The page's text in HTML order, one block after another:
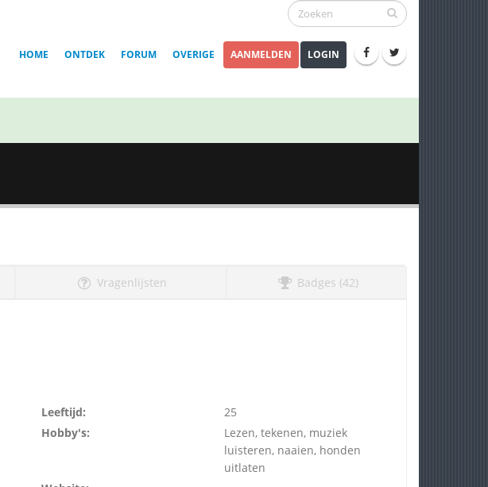
HOME ONTDEK FORUM OVERIGE AANMELDEN LOGIN
Vragenlijsten Badges (42)
Leeftijd:
25
Hobby's:
Lezen, tekenen, muziek
luisteren, naaien, honden
uitlaten